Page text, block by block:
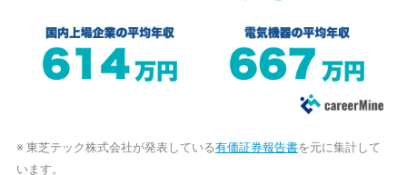
※ 東芝テック株式会社が発表している有価証券報告書を元に集計して
います。